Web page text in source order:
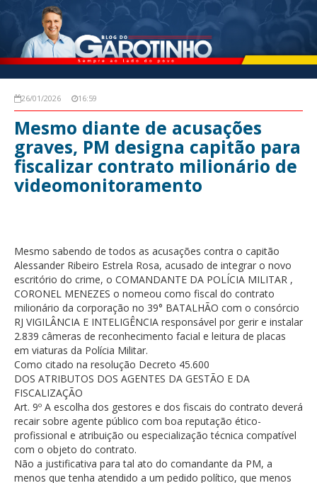
26/01/2026 16:59
Mesmo diante de acusações
graves, PM designa capitão para
fiscalizar contrato milionário de
videomonitoramento
Mesmo sabendo de todos as acusações contra o capitão
Alessander Ribeiro Estrela Rosa, acusado de integrar o novo
escritório do crime, o COMANDANTE DA POLÍCIA MILITAR ,
CORONEL MENEZES o nomeou como fiscal do contrato
milionário da corporação no 39° BATALHÃO com o consórcio
RJ VIGILÂNCIA E INTELIGÊNCIA responsável por gerir e instalar
2.839 câmeras de reconhecimento facial e leitura de placas
em viaturas da Polícia Militar.
Como citado na resolução Decreto 45.600
DOS ATRIBUTOS DOS AGENTES DA GESTÃO E DA
FISCALIZAÇÃO
Art. 9º A escolha dos gestores e dos fiscais do contrato deverá
recair sobre agente público com boa reputação ético-
profissional e atribuição ou especialização técnica compatível
com o objeto do contrato.
Não a justificativa para tal ato do comandante da PM, a
menos que tenha atendido a um pedido político, que menos